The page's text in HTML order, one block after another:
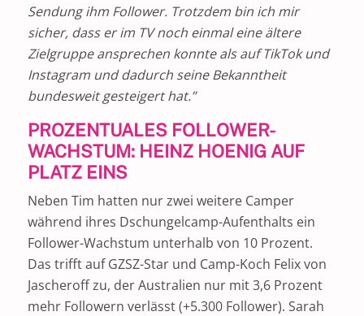
Sendung ihm Follower. Trotzdem bin ich mir
sicher, dass er im TV noch einmal eine ältere
Zielgruppe ansprechen konnte als auf TikTok und
Instagram und dadurch seine Bekanntheit
bundesweit gesteigert hat.”
PROZENTUALES FOLLOWER-
WACHSTUM: HEINZ HOENIG AUF
PLATZ EINS
Neben Tim hatten nur zwei weitere Camper
während ihres Dschungelcamp-Aufenthalts ein
Follower-Wachstum unterhalb von 10 Prozent.
Das trifft auf GZSZ-Star und Camp-Koch Felix von
Jascheroff zu, der Australien nur mit 3,6 Prozent
mehr Followern verlässt (+5.300 Follower). Sarah